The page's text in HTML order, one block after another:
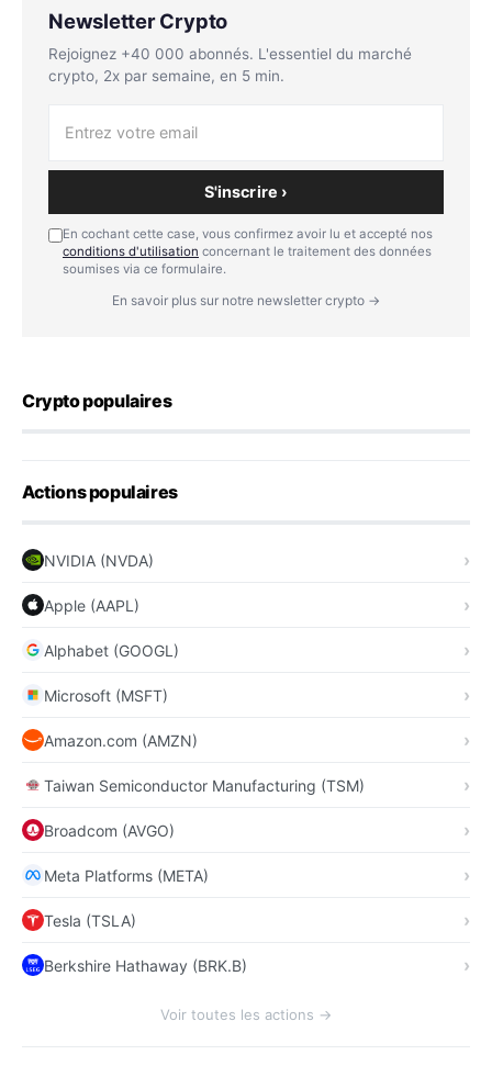
Newsletter Crypto
Rejoignez +40 000 abonnés. L'essentiel du marché
crypto, 2x par semaine, en 5 min.
S'inscrire ›
En cochant cette case, vous confirmez avoir lu et accepté nos
conditions d'utilisation concernant le traitement des données
soumises via ce formulaire.
En savoir plus sur notre newsletter crypto →
Crypto populaires
Actions populaires
NVIDIA (NVDA)
Apple (AAPL)
Alphabet (GOOGL)
Microsoft (MSFT)
Amazon.com (AMZN)
Taiwan Semiconductor Manufacturing (TSM)
Broadcom (AVGO)
Meta Platforms (META)
Tesla (TSLA)
Berkshire Hathaway (BRK.B)
Voir toutes les actions →